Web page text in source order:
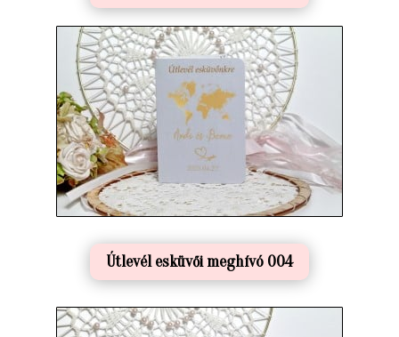
Útlevél esküvői meghívó 004